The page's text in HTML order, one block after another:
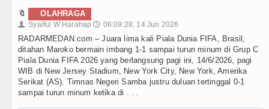
🔖 OLAHRAGA
👤 Syaiful W Harahap 🕔 06:09:28, 14 Jun 2026
RADARMEDAN.com – Juara lima kali Piala Dunia FIFA, Brasil,
ditahan Maroko bermain imbang 1-1 sampai turun minum di Grup C
Piala Dunia FIFA 2026 yang berlangsung pagi ini, 14/6/2026, pagi
WIB di New Jersey Stadium, New York City, New York, Amerika
Serikat (AS). Timnas Negeri Samba justru duluan tertinggal 0-1
sampai turun minum ketika di . . .